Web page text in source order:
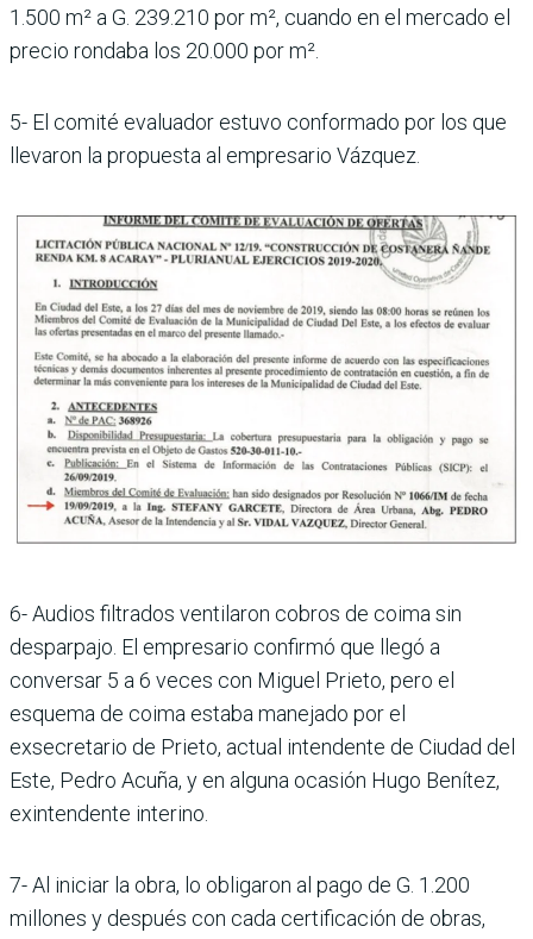
1.500 m² a G. 239.210 por m², cuando en el mercado el
precio rondaba los 20.000 por m².
5- El comité evaluador estuvo conformado por los que
llevaron la propuesta al empresario Vázquez.
6- Audios filtrados ventilaron cobros de coima sin
desparpajo. El empresario confirmó que llegó a
conversar 5 a 6 veces con Miguel Prieto, pero el
esquema de coima estaba manejado por el
exsecretario de Prieto, actual intendente de Ciudad del
Este, Pedro Acuña, y en alguna ocasión Hugo Benítez,
exintendente interino.
7- Al iniciar la obra, lo obligaron al pago de G. 1.200
millones y después con cada certificación de obras,